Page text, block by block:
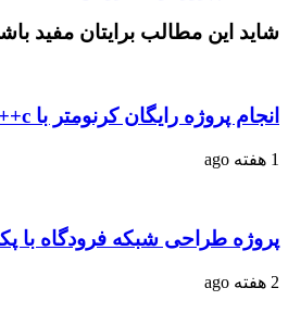
شاید این مطالب برایتان مفید
انجام پروژه رایگان کرنومتر با c++
1 هفته ago
پروژه طراحی شبکه فرودگاه با
2 هفته ago